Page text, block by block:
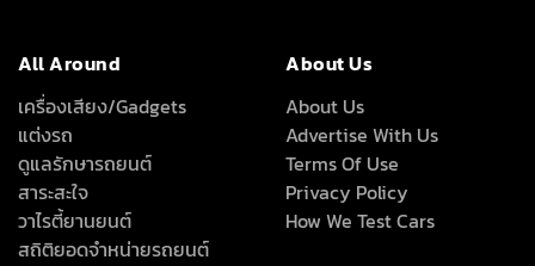
All Around
เครื่องเสียง/Gadgets
แต่งรถ
ดูแลรักษารถยนต์
สาระสะใจ
วาไรตี้ยานยนต์
สถิติยอดจำหน่ายรถยนต์
About Us
About Us
Advertise With Us
Terms Of Use
Privacy Policy
How We Test Cars